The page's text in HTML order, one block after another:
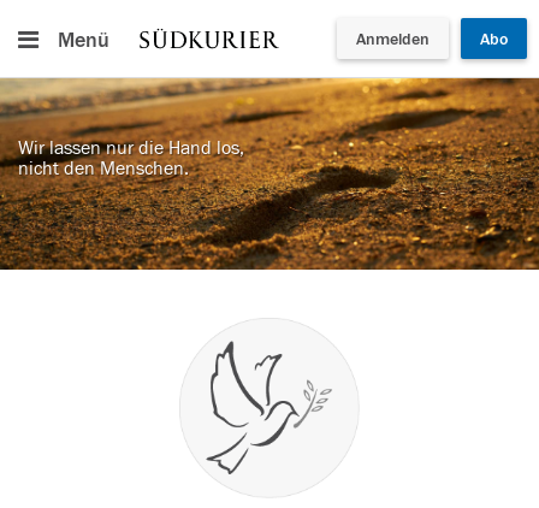
Menü Anmelden Abo
Wir lassen nur die Hand los,
nicht den Menschen.